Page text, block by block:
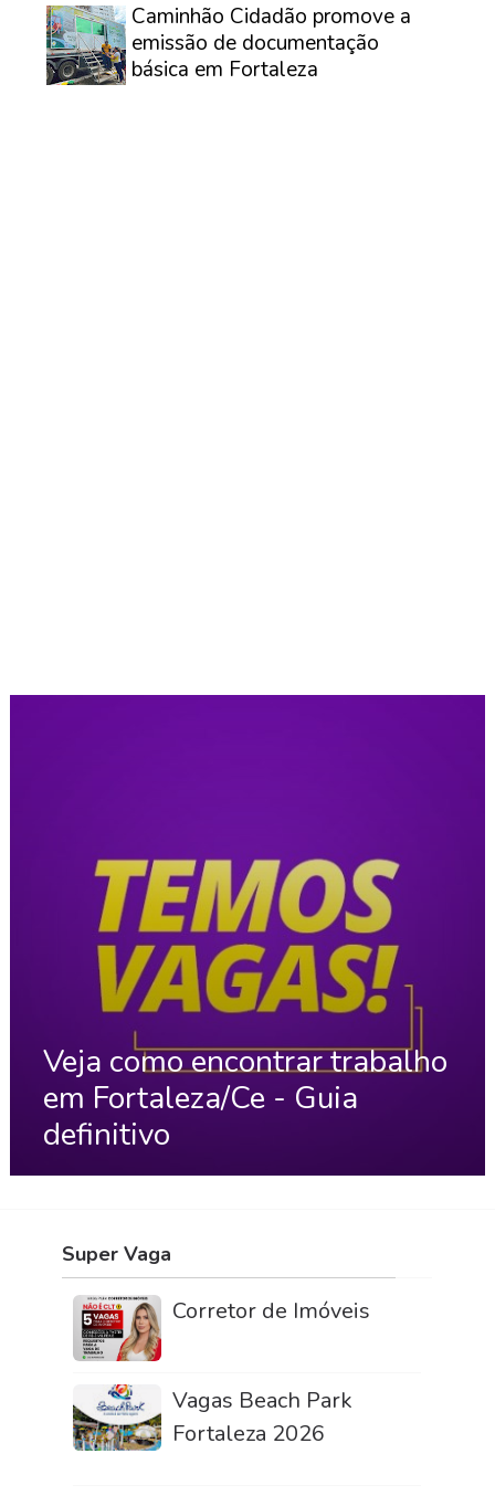
Caminhão Cidadão promove a
emissão de documentação
básica em Fortaleza
Veja como encontrar trabalho
em Fortaleza/Ce - Guia
definitivo
Super Vaga
Corretor de Imóveis
Vagas Beach Park
Fortaleza 2026